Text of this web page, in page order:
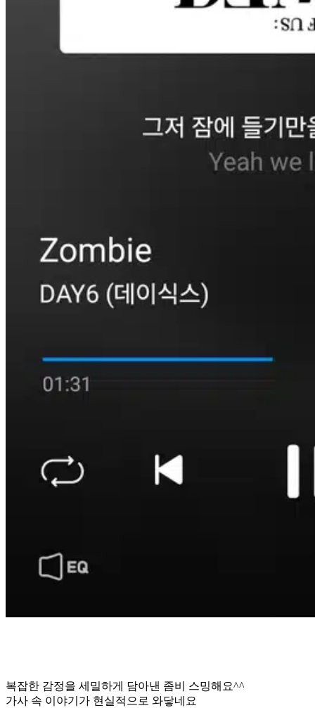
복잡한 감정을 세밀하게 담아낸 좀비 스밍해요^^
가사 속 이야기가 현실적으로 와닿네요